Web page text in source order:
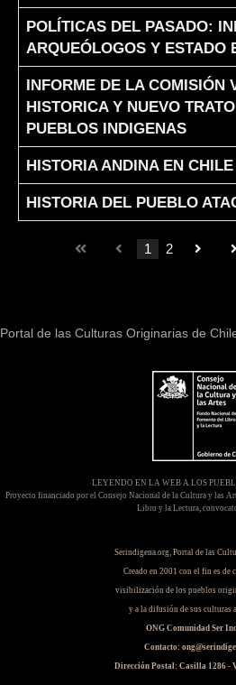
POLÍTICAS DEL PASADO:
ARQUEÓLOGOS Y ESTADO
INFORME DE LA COMISIÓN
HISTORICA Y NUEVO
PUEBLOS INDIGENAS
HISTORIA ANDINA EN CHILE
HISTORIA DEL PUEBLO
1 2
Portal de las Culturas Originarias de
LEYENDO EN LA WEB A LOS
Proyecto financiado por el Consejo Nacional de la Cultura y las
Libro y la Lectura,
Serindigena.org, Portal de las
Creado en 2001 con el fin es de
visibilización de los pueblos
y a la difusión de sus culturas
ONG Comunidad Ser
Contacto:
Dirección Postal: Casilla 1286 -